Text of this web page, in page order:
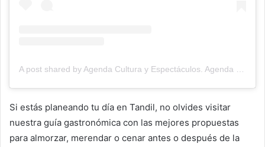
A post shared by Agenda Cultura y Espectáculos. Agenda Cultural Tandil. (@agendacye)
Si estás planeando tu día en Tandil, no olvides visitar
nuestra guía gastronómica con las mejores propuestas
para almorzar, merendar o cenar antes o después de la